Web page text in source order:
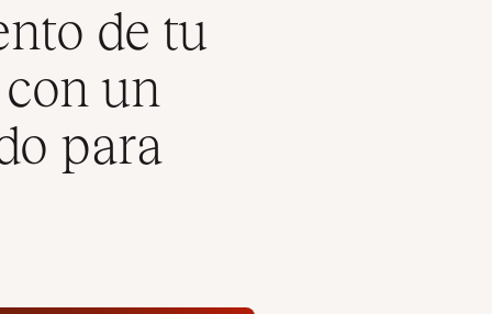
de tu
un
para